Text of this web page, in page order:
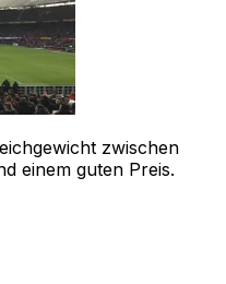
zwischen
einem guten Preis.